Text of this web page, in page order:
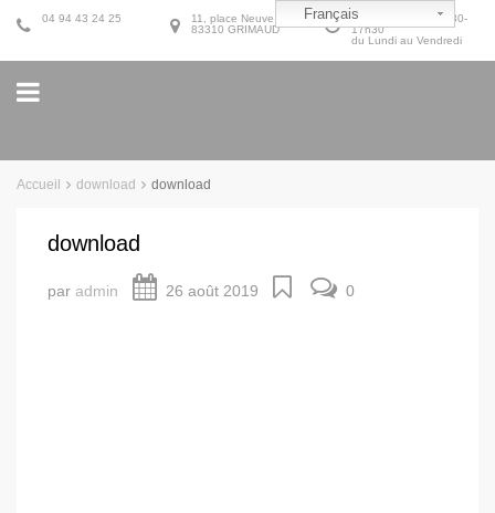
9h30-12h30 et 14h30-
17h30
du Lundi au Vendredi
11, place Neuve
83310 GRIMAUD
04 94 43 24 25
Accueil download download
download
par admin 26 août 2019 0
Français